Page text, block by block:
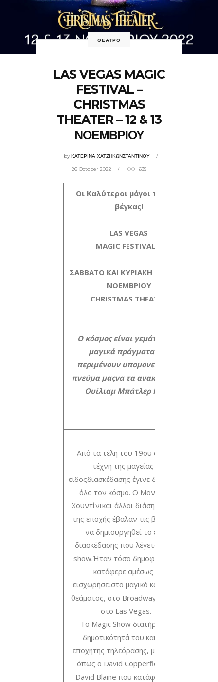
ΘΕΑΤΡΟ
LAS VEGAS MAGIC
FESTIVAL –
CHRISTMAS
THEATER – 12 & 13
ΝΟΕΜΒΡΙΟΥ
byΚΑΤΕΡΙΝΑ ΧΑΤΖΗΚΩΝΣΤΑΝΤΙΝΟΥ
26 October 2022 635
Οι Καλύτεροι μάγοι του Λας
βέγκας!
LAS VEGAS
MAGIC FESTIVAL 4
ΣΑΒΒΑΤΟ ΚΑΙ ΚΥΡΙΑΚΗ 12 ΚΑΙ 13
ΝΟΕΜΒΡΙΟΥ
CHRISTMAS THEATER
Ο κόσμος είναι γεμάτος από
μαγικά πράγματαπου
περιμένουν υπομονετικά το
πνεύμα μαςνα τα ανακαλύψει..
Ουίλιαμ Μπάτλερ Γέιτς
Από τα τέλη του 19ου αιώνα η
τέχνη της μαγείας ως
είδοςδιασκέδασης έγινε διάσημη σε
όλο τον κόσμο. Ο Μοναδικός
Χουντίνικαι άλλοι διάσημοι μάγοι
της εποχής έβαλαν τις βάσειςγια
να δημιουργηθεί το είδος
διασκέδασης που λέγεται Magic
show.Ήταν τόσο δημοφιλές που
κατάφερε αμέσως να
εισχωρήσειστο μαγικό κόσμο του
θεάματος, στο Broadway αλλά και
στο Las Vegas.
Το Magic Show διατήρησε τη
δημοτικότητά του και στην
εποχήτης τηλεόρασης, με μάγους
όπως ο David Copperfieldκαι ο
David Blaine που κατάφεραν να